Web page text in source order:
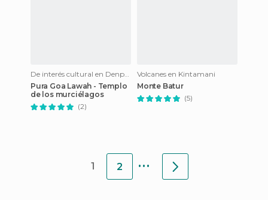
De interés cultural en Denpasar
Pura Goa Lawah - Templo
de los murciélagos
(2)
Volcanes en Kintamani
Monte Batur
(5)
1 2 ...